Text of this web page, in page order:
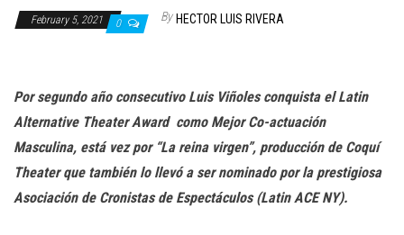
February 5, 2021 0 By HECTOR LUIS RIVERA
Por segundo año consecutivo Luis Viñoles conquista el Latin
Alternative Theater Award como Mejor Co-actuación
Masculina, está vez por “La reina virgen”, producción de Coquí
Theater que también lo llevó a ser nominado por la prestigiosa
Asociación de Cronistas de Espectáculos (Latin ACE NY).